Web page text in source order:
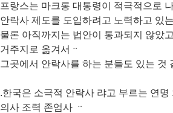
프랑스는 마크롱 대통령이 적극적으로
안락사 제도를 도입하려고 노력하고 있
물론 아직까지는 법안이 통과되지 않았
거주지로 옮겨서ᆢ
그곳에서 안락사를 하는 분들도 있는 것
.한국은 소극적 안락사 랴고 부르는 연
의사 조력 존엄사 ᆢ